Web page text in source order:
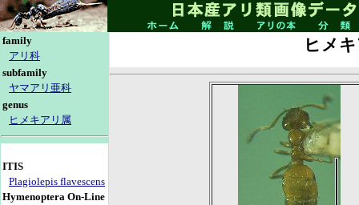
family
アリ科
subfamily
ヤマアリ亜科
genus
ヒメキアリ属
ITIS
Plagiolepis flavescens
Hymenoptera On-Line
ヒメ